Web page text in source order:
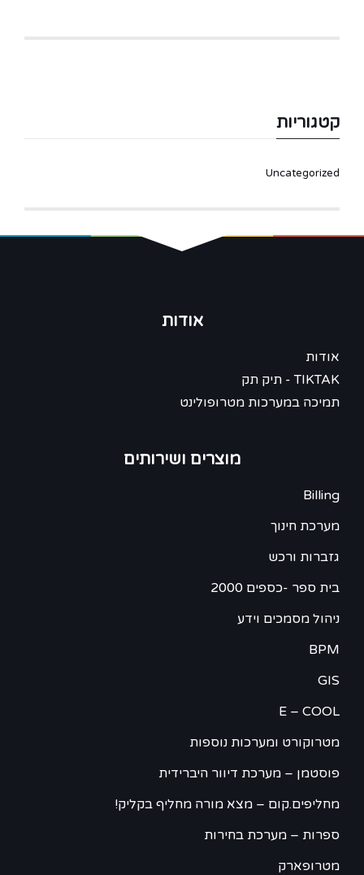
קטגוריות
Uncategorized
אודות
אודות
TIKTAK - תיק תק
תמיכה במערכות מטרופולינט
מוצרים ושירותים
Billing
מערכת חינוך
גזברות ורכש
בית ספר -כספים 2000
ניהול מסמכים וידע
BPM
GIS
E – COOL
מטרוקורט ומערכות נוספות
פוסטמן – מערכת דיוור היברידית
מחליפים.קום – מצא מורה מחליף בקליק!
ספרות – מערכת בחירות
מטרופארק